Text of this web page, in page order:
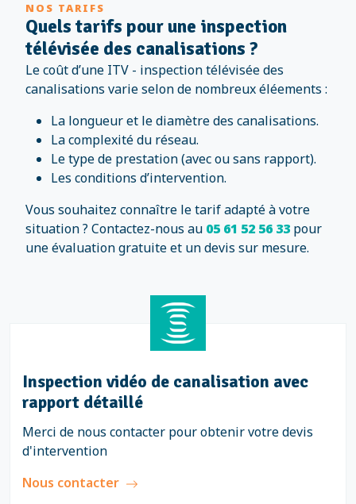
NOS TARIFS
Quels tarifs pour une inspection
télévisée des canalisations ?
Le coût d’une ITV - inspection télévisée des
canalisations varie selon de nombreux éléements :
La longueur et le diamètre des canalisations.
La complexité du réseau.
Le type de prestation (avec ou sans rapport).
Les conditions d’intervention.
Vous souhaitez connaître le tarif adapté à votre
situation ? Contactez-nous au 05 61 52 56 33 pour
une évaluation gratuite et un devis sur mesure.
Inspection vidéo de canalisation avec
rapport détaillé
Merci de nous contacter pour obtenir votre devis
d'intervention
Nous contacter